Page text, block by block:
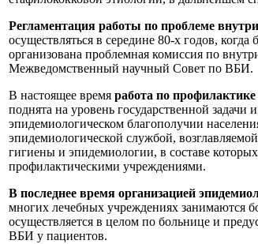
Регламентация работы по проблеме
осуществляться в середине 80-х годов,
организована проблемная комиссия по
Межведомственный научный Совет по ВБИ.
В настоящее время работа по
поднята на уровень государственной задачи
эпидемиологическом благополучии
эпидемиологической службой,
гигиены и эпидемиологии, в составе
профилактическими учреждениями.
В последнее время организацией
многих лечебных учреждениях занимаются
осуществляется в целом по больнице и
ВБИ у пациентов.